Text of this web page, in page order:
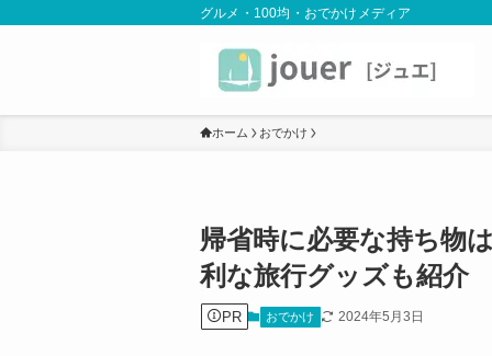
グルメ・100均・おでかけメディア
ホーム おでかけ
帰省時に必要な持ち物
利な旅行グッズも紹介
PR おでかけ 2024年5月3日